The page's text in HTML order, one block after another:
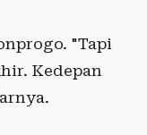
"Tapi
Kedepan